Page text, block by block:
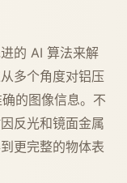
的 AI 算法来解
多个角度对铝压
的图像信息。不
反光和镜面金属
更完整的物体表